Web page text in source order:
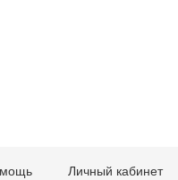
Личный кабинет